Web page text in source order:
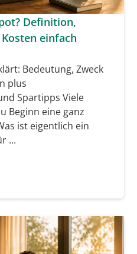
Definition,
einfach
Bedeutung, Zweck
plus
Spartipps Viele
Beginn eine ganz
ist eigentlich ein
...